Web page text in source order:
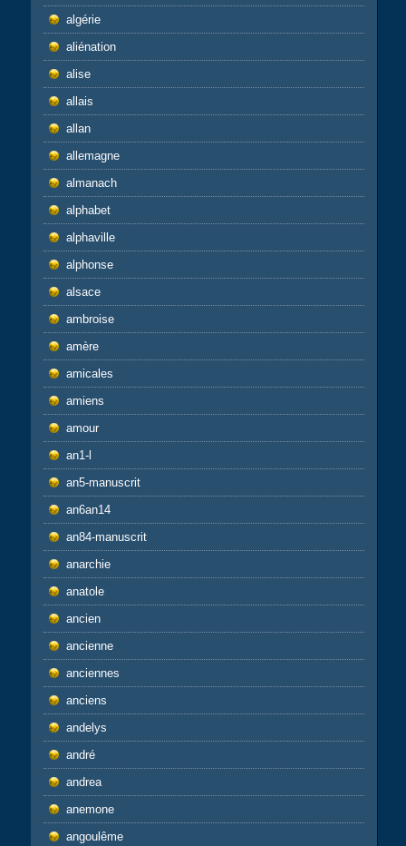
algérie
aliénation
alise
allais
allan
allemagne
almanach
alphabet
alphaville
alphonse
alsace
ambroise
amère
amicales
amiens
amour
an1-l
an5-manuscrit
an6an14
an84-manuscrit
anarchie
anatole
ancien
ancienne
anciennes
anciens
andelys
andré
andrea
anemone
angoulême